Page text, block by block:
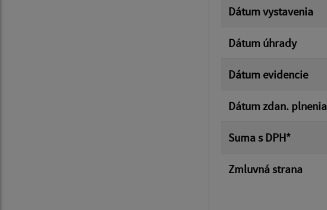
Dátum vystavenia
Dátum úhrady
Dátum evidencie
Dátum zdan. plnenia
Suma s DPH*
Zmluvná strana